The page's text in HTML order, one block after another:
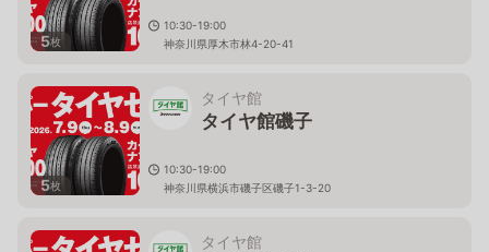
5枚
10:30-19:00
神奈川県厚木市林4-20-41
5枚
タイヤ館
タイヤ館磯子
10:30-19:00
神奈川県横浜市磯子区磯子1-3-20
タイヤ館